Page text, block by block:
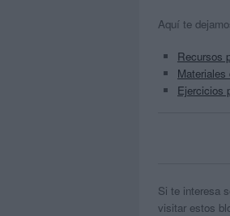
Aquí te
Recursos
Ejercicios
Si te interesa
visitar estos